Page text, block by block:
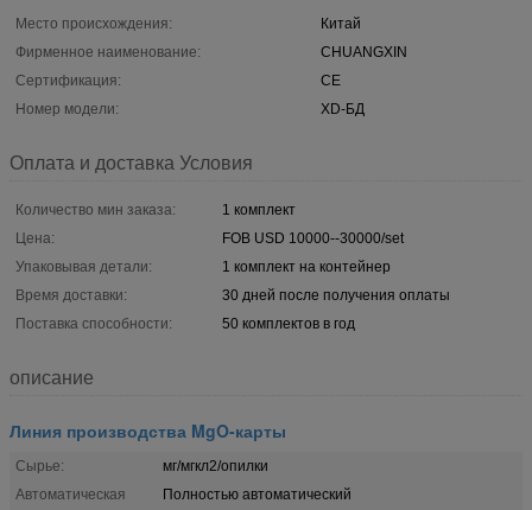
Место происхождения:
Китай
Фирменное наименование:
CHUANGXIN
Сертификация:
CE
Номер модели:
XD-БД
Оплата и доставка Условия
Количество мин заказа:
1 комплект
Цена:
FOB USD 10000--30000/set
Упаковывая детали:
1 комплект на контейнер
Время доставки:
30 дней после получения оплаты
Поставка способности:
50 комплектов в год
описание
Линия производства MgO-карты
Сырье:
мг/мгкл2/опилки
Автоматическая
Полностью автоматический